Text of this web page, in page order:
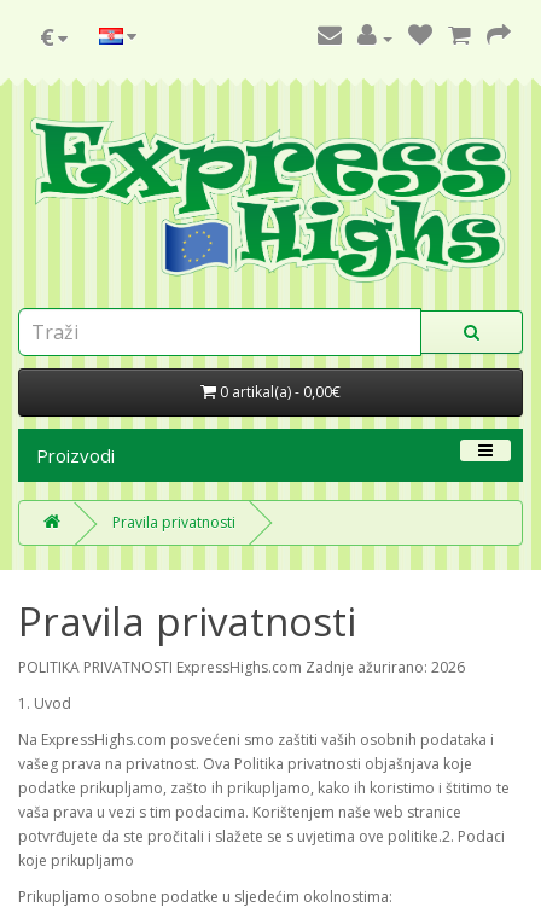
€
0 artikal(a) - 0,00€
Proizvodi
Pravila privatnosti
Pravila privatnosti
POLITIKA PRIVATNOSTI ExpressHighs.com Zadnje ažurirano: 2026
1. Uvod
Na ExpressHighs.com posvećeni smo zaštiti vaših osobnih podataka i
vašeg prava na privatnost. Ova Politika privatnosti objašnjava koje
podatke prikupljamo, zašto ih prikupljamo, kako ih koristimo i štitimo te
vaša prava u vezi s tim podacima. Korištenjem naše web stranice
potvrđujete da ste pročitali i slažete se s uvjetima ove politike.2. Podaci
koje prikupljamo
Prikupljamo osobne podatke u sljedećim okolnostima: